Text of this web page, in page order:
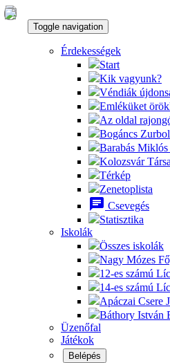
Toggle navigation
Érdekességek
Start
Kik vagyunk?
Véndiák
Emléküket
Az oldal
Bogáncs
Barabás
Kolozsvár
Térkép
Zenetoplista
chat Csevegés
Statisztika
Iskolák
Összes iskolák
Nagy Mózes
12-es számú
14-es számú
Apáczai Csere
Báthory István
Üzenőfal
Játékok
Belépés